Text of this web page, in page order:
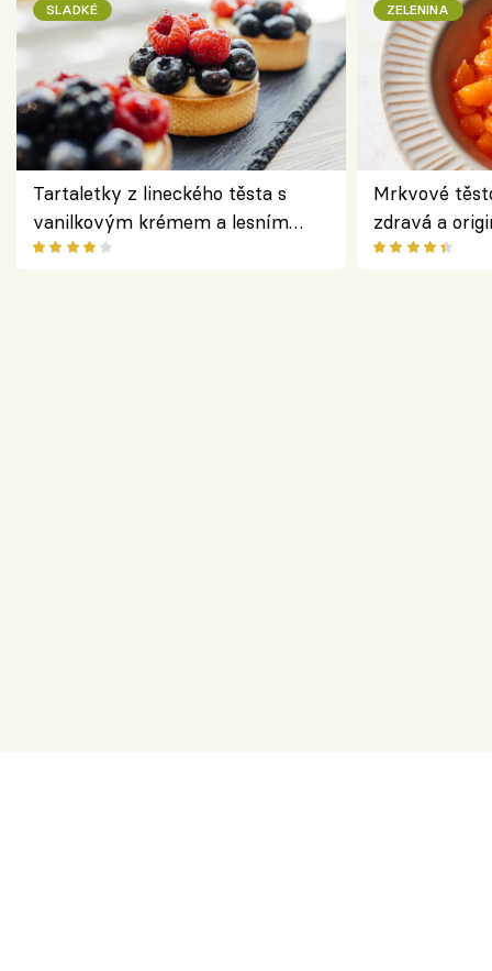
SLADKÉ
Tartaletky z lineckého těsta s
vanilkovým krémem a lesním
ovocem podle Bread Society
ZELENINA
Mrkvové
zdravá a
klasiky